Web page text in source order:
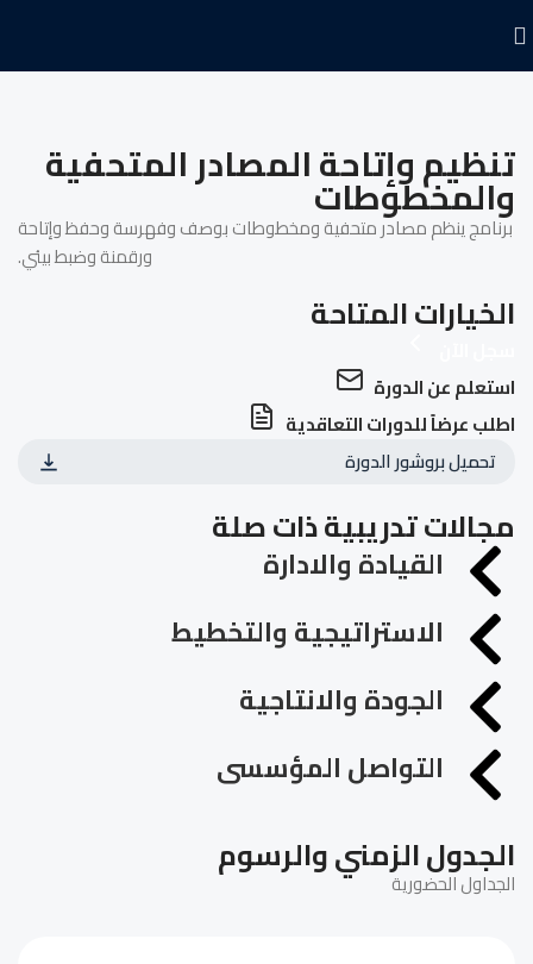
تنظيم وإتاحة المصادر المتحفية
والمخطوطات
برنامج ينظم مصادر متحفية ومخطوطات بوصف وفهرسة وحفظ وإتاحة
ورقمنة وضبط بيئي.
الخيارات المتاحة
استعلم عن الدورة
اطلب عرضاً للدورات التعاقدية
تحميل بروشور الدورة
مجالات تدريبية ذات صلة
القيادة والادارة
الاستراتيجية والتخطيط
الجودة والانتاجية
التواصل المؤسسى
الجدول الزمني والرسوم
الجداول الحضورية